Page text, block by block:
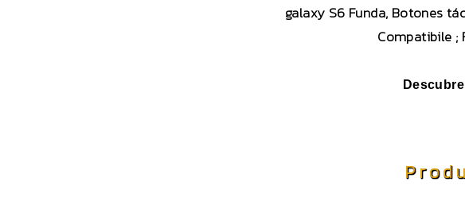
galaxy S6 Funda, Botones
Compatibile ;